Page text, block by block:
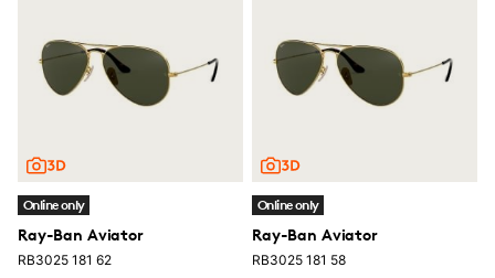
Online only
Ray-Ban Aviator
RB3025 181 62
Online only
Ray-Ban Aviator
RB3025 181 58